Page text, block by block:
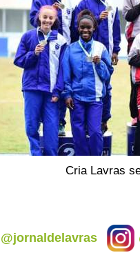
Cria Lavras
@jornaldelavras